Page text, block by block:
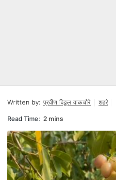
Written by: प्रवीण विठ्ठल वाकचौरे शहरे
Read Time: 2 mins